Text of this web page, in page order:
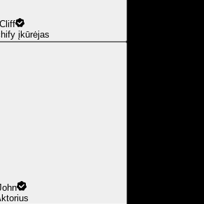
Cliff
įkūrėjas